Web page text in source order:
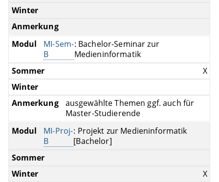
MI-Sem-
B
: Bachelor-Seminar zur
Medieninformatik
X
ausgewählte Themen ggf. auch für
Master-Studierende
MI-Proj-
B
: Projekt zur Medieninformatik
[Bachelor]
X